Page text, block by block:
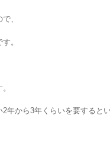
、
。
年から3年くらいを要するとい